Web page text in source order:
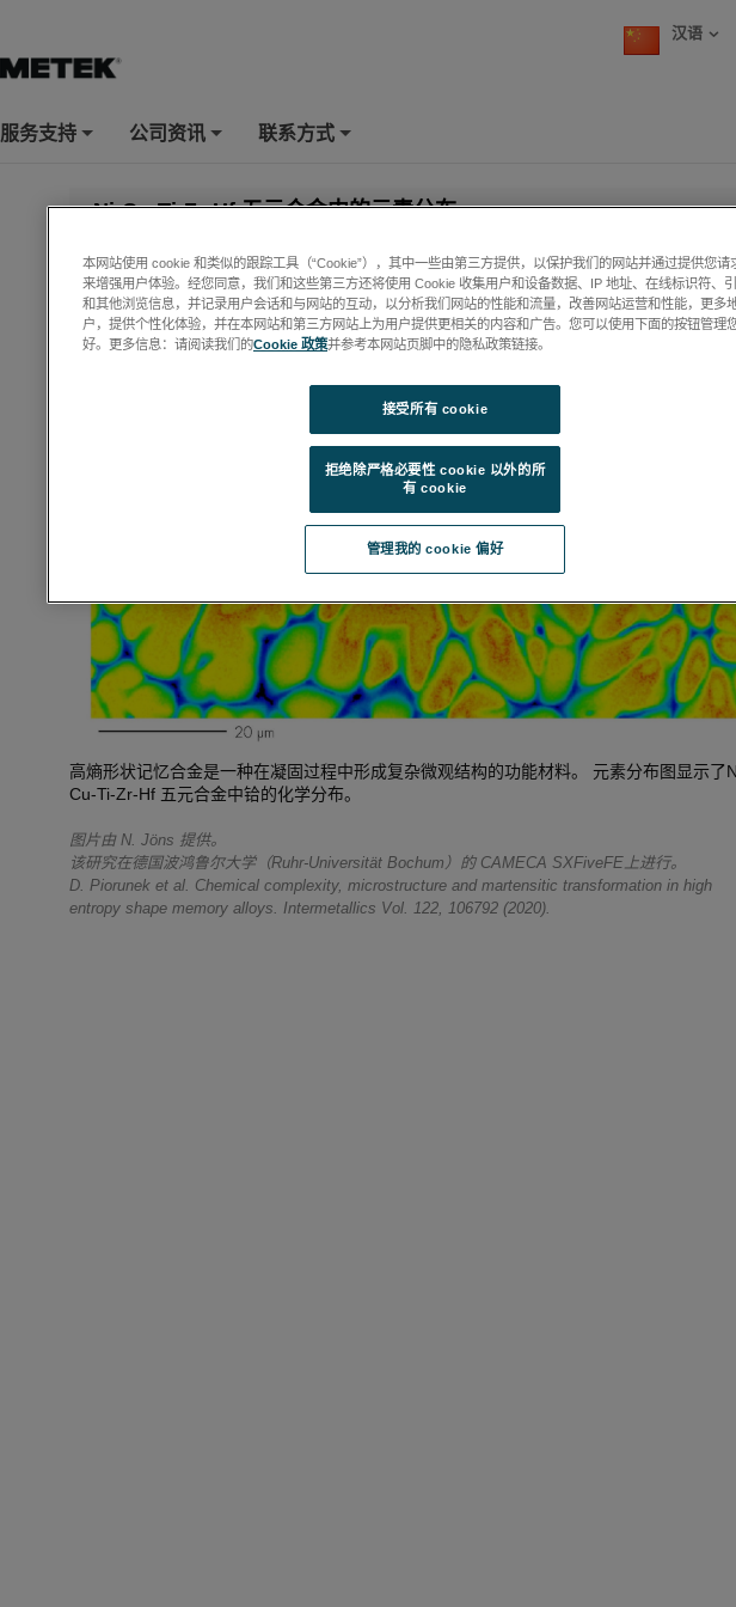
汉语
服务支持 公司资讯 联系方式
Ni-Cu-Ti-Zr-Hf 五元合金中的元素分布
高熵形状记忆合金是一种在凝固过程中形成复杂微观结构的功能材料。 元素分布图显示了
Cu-Ti-Zr-Hf 五元合金中铪的化学分布。
图片由 N. Jöns 提供。
该研究在德国波鸿鲁尔大学（Ruhr-Universität Bochum）的 CAMECA SXFiveFE上进行。
D. Piorunek et al. Chemical complexity, microstructure and martensitic transformation in high
entropy shape memory alloys. Intermetallics Vol. 122, 106792 (2020).
本网站使用 cookie 和类似的跟踪工具（“Cookie”），其中一些由第三方提供，以保护我们的网站并通过提供您请
来增强用户体验。经您同意，我们和这些第三方还将使用 Cookie 收集用户和设备数据、IP 地址、在线标识符、引
和其他浏览信息，并记录用户会话和与网站的互动，以分析我们网站的性能和流量，改善网站运营和性能，更多
户，提供个性化体验，并在本网站和第三方网站上为用户提供更相关的内容和广告。您可以使用下面的按钮管理
好。更多信息：请阅读我们的Cookie 政策并参考本网站页脚中的隐私政策链接。
管理我的 cookie 偏好
拒绝除严格必要性 cookie 以外的所
有 cookie
接受所有 cookie